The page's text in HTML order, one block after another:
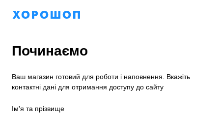
Починаємо
Ваш магазин готовий для роботи і наповнення. Вкажіть
контактні дані для отримання доступу до сайту
Ім'я та прізвище